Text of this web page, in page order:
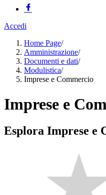
Accedi
Home Page/
Amministrazione/
Documenti e dati/
Modulistica/
Imprese e Commercio
Imprese e
Esplora Imprese e